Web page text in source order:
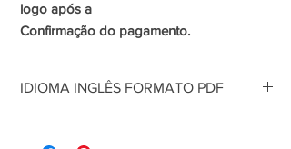
logo após a
Confirmação do pagamento.
IDIOMA INGLÊS FORMATO PDF